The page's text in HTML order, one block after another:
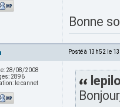
Bonne
Posté à 13h52 le
28/08/2008
2896
le cannet